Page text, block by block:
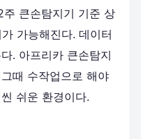
큰손탐지기 기준 상
가능해진다. 데이터
. 아프리카 큰손탐지
때 수작업으로 해야
쉬운 환경이다.